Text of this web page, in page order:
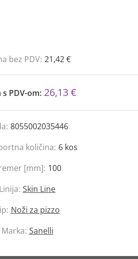
bez PDV: 21,42 €
s PDV-om: 26,13 €
8055002035446
količina: 6 kos
[mm]: 100
Linija: Skin Line
Noži za pizzo
Marka: Sanelli